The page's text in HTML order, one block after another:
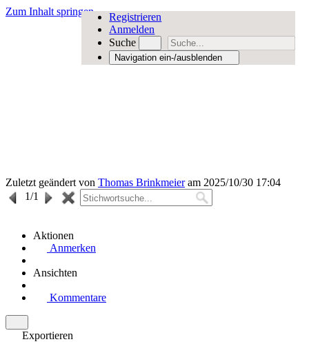
Zum Inhalt springen
Registrieren
Anmelden
Suche
Navigation ein-/ausblenden
Zuletzt geändert von Thomas Brinkmeieram 2025/10/30 17:04
1/1
Aktionen
Anmerken
Ansichten
Kommentare
Exportieren